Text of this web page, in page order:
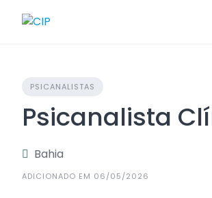
PSICANALISTAS
Psicanalista
Bahia
ADICIONADO EM 06/05/2026